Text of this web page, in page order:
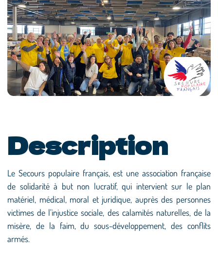
Description
Le Secours populaire français, est une association française
de solidarité à but non lucratif, qui intervient sur le plan
matériel, médical, moral et juridique, auprès des personnes
victimes de l’injustice sociale, des calamités naturelles, de la
misère, de la faim, du sous-développement, des conflits
armés.